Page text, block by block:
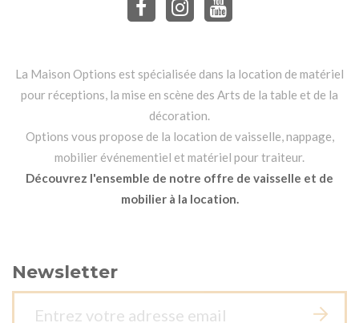
La Maison Options est spécialisée dans la location de matériel
pour réceptions, la mise en scène des Arts de la table et de la
décoration.
Options vous propose de la location de vaisselle, nappage,
mobilier événementiel et matériel pour traiteur.
Découvrez l'ensemble de notre offre de vaisselle et de
mobilier à la location.
Newsletter